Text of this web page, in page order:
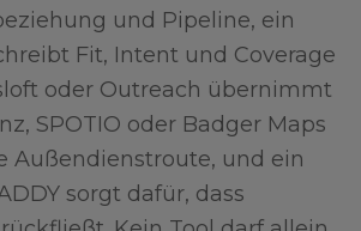
und Pipeline, ein
Fit, Intent und Coverage
oder Outreach übernimmt
SPOTIO oder Badger Maps
Außendienstroute, und ein
sorgt dafür, dass